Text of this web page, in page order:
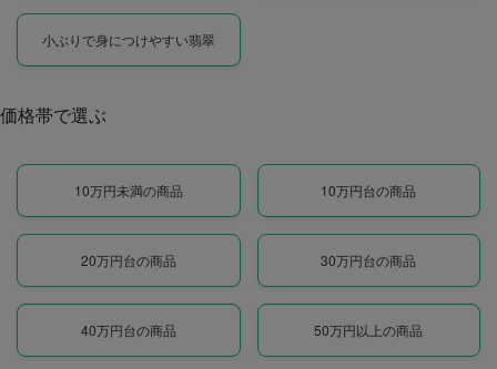
小ぶりで身につけやすい翡翠
価格帯で選ぶ
10万円未満の商品 10万円台の商品
20万円台の商品 30万円台の商品
40万円台の商品 50万円以上の商品